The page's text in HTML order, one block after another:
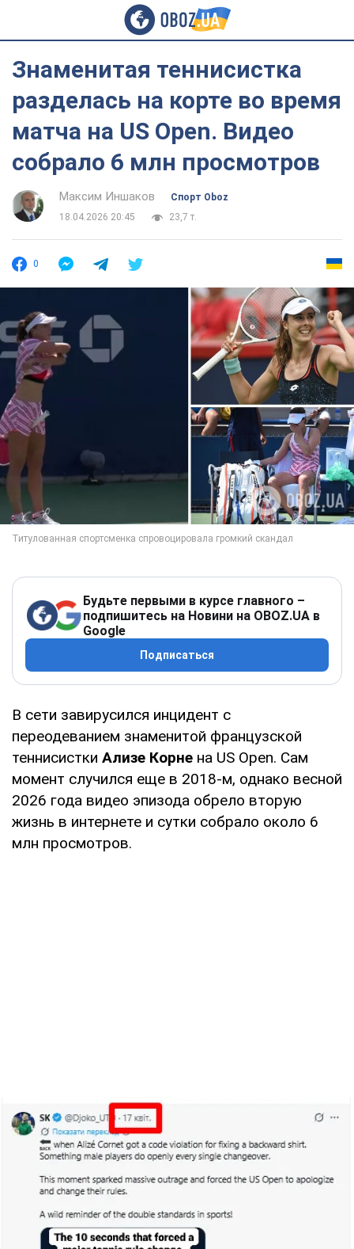
Знаменитая теннисистка
разделась на корте во время
матча на US Open. Видео
собрало 6 млн просмотров
Максим Иншаков
Спорт Oboz
18.04.2026 20:45
23,7 т.
0
Будьте первыми в курсе главного –
подпишитесь на Новини на OBOZ.UA в
Google
Подписаться
В сети завирусился инцидент с
переодеванием знаменитой французской
теннисистки Ализе Корне на US Open. Сам
момент случился еще в 2018-м, однако весной
2026 года видео эпизода обрело вторую
жизнь в интернете и сутки собрало около 6
млн просмотров.